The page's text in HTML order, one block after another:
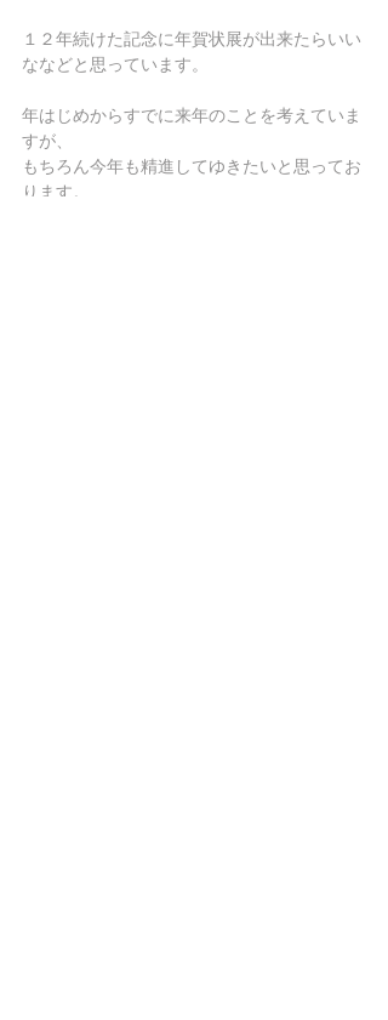
１２年続けた記念に年賀状展が出来たらいい
ななどと思っています。
年はじめからすでに来年のことを考えていま
すが、
もちろん今年も精進してゆきたいと思ってお
ります。